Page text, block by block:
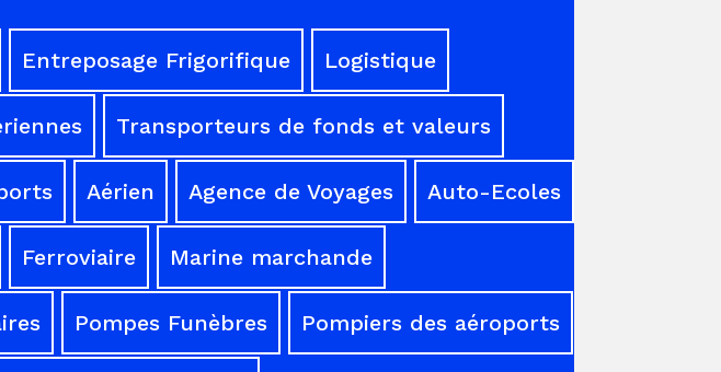
Entreposage Frigorifique Logistique
Transporteurs de fonds et valeurs
Aérien Agence de Voyages Auto-Ecoles
Ferroviaire Marine marchande
Pompes Funèbres Pompiers des aéroports